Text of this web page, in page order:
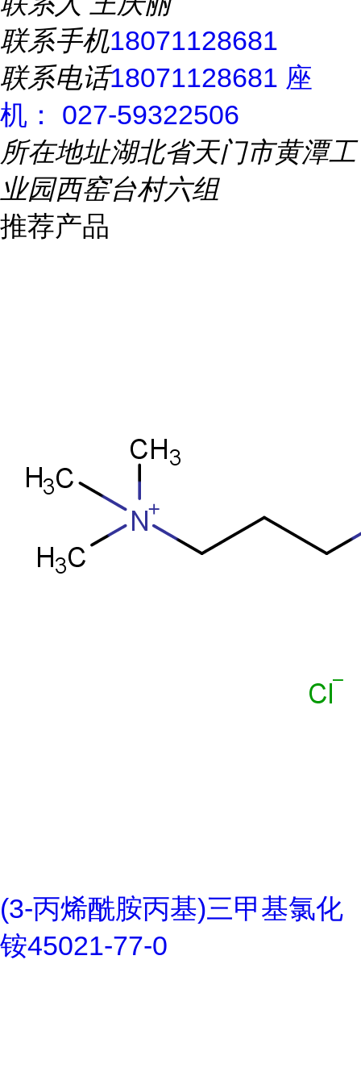
联系手机18071128681
联系电话18071128681 座
机： 027-59322506
所在地址湖北省天门市黄潭工
业园西窑台村六组
推荐产品
(3-丙烯酰胺丙基)三甲基氯化
铵45021-77-0